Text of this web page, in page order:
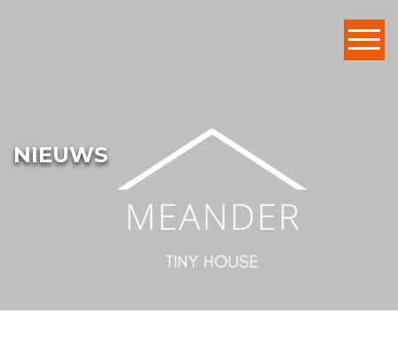
Ons Tiny House
Voorzieningen
NIEUWS